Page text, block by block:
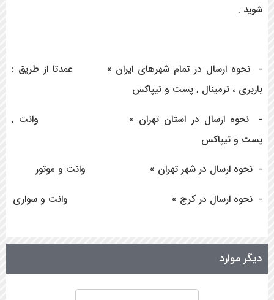
شوید .
- نحوه ارسال در تمام شهرهای ایران » عمدتا از طریق :
باربری ، ترمینال , پست و تیپاکس
- نحوه ارسال در استان تهران » وانت ,
پست و تیپاکس
- نحوه ارسال در شهر تهران » وانت و موتور
- نحوه ارسال در کرج » وانت و سواری
دیگر موارد